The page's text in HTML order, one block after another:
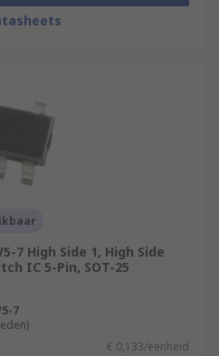
7 High Side 1, High Side
IC 5-Pin, SOT-25
7
€ 0,133/eenheid